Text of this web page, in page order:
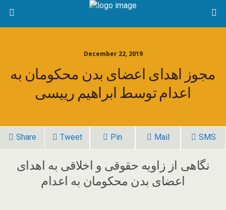
December 22, 2019
مجوز اهدای اعضای بدن محکومان به
اعدام توسط ابراهیم رییسی
Share Tweet Pin Mail SMS
نگاهی از زاویه حقوقی و اخلاقی به اهدای
اعضای بدن محکومان به اعدام